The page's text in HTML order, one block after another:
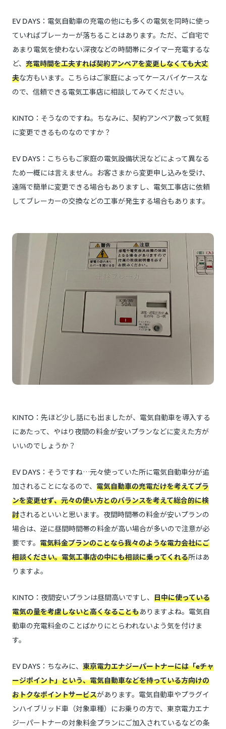
EV DAYS：電気自動車の充電の他にも多くの電気を同時に使っ
ていればブレーカーが落ちることはあります。ただ、ご自宅で
あまり電気を使わない深夜などの時間帯にタイマー充電するな
ど、 充電時間を工夫すれば契約アンペアを変更しなくても大丈
夫な方もいます。こちらはご家庭によってケースバイケースな
ので、信頼できる電気工事店に相談してみてください。
KINTO：そうなのですね。ちなみに、契約アンペア数って気軽
に変更できるものなのですか？
EV DAYS：こちらもご家庭の電気設備状況などによって異なる
ため一概には言えません。お客さまから変更申し込みを受け、
遠隔で簡単に変更できる場合もありますし、電気工事店に依頼
してブレーカーの交換などの工事が発生する場合もあります。
KINTO：先ほど少し話にも出ましたが、電気自動車を導入する
にあたって、やはり夜間の料金が安いプランなどに変えた方が
いいのでしょうか？
EV DAYS：そうですね…元々使っていた所に電気自動車分が追
加されることになるので、 電気自動車の充電だけを考えてプラ
ンを変更せず、元々の使い方とのバランスを考えて総合的に検
討されるといいと思います。夜間時間帯の料金が安いプランの
場合は、逆に昼間時間帯の料金が高い場合が多いので注意が必
要です。 電気料金プランのことなら我々のような電力会社にご
相談ください。電気工事店の中にも相談に乗ってくれる所はあ
りますよ。
KINTO：夜間安いプランは昼間高いですし、 日中に使っている
電気の量を考慮しないと高くなることもありますよね。電気自
動車の充電料金のことばかりにとらわれないよう気を付けま
す。
EV DAYS：ちなみに、 東京電力エナジーパートナーには「eチャ
ージポイント」という、電気自動車などを持っている方向けの
おトクなポイントサービスがあります。電気自動車やプラグイ
ンハイブリッド車（対象車種）にお乗りの方で、東京電力エナ
ジーパートナーの対象料金プランにご加入されているなどの条